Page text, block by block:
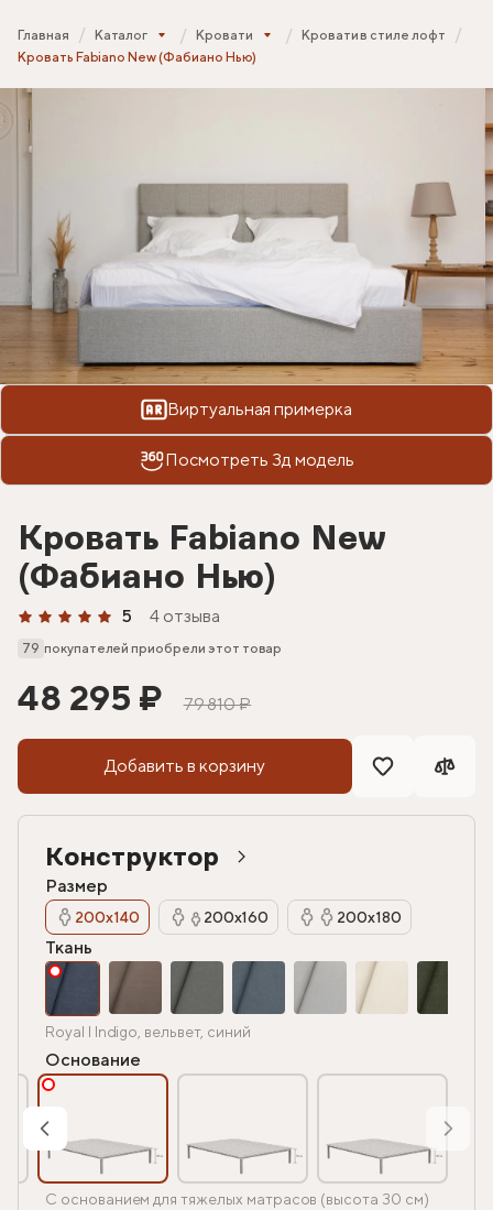
Главная Каталог Кровати
Кровати в стиле лофт
Кровать Fabiano New (Фабиано Нью)
Виртуальная примерка
Посмотреть 3д модель
Кровать Fabiano New
(Фабиано Нью)
5 4 отзыва
79 покупателей приобрели этот товар
48 295 ₽ 79 810 ₽
Добавить в корзину
Конструктор
Размер
200х140 200х160 200х180
Ткань
Royal I Indigo, вельвет, синий
Основание
С основанием для тяжелых матрасов (высота 30 см)